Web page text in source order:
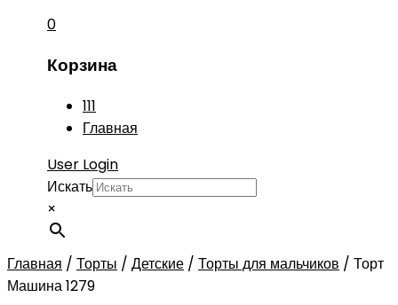
0
Корзина
111
Главная
User Login
Искать
×
Главная / Торты / Детские / Торты для мальчиков / Торт
Машина 1279